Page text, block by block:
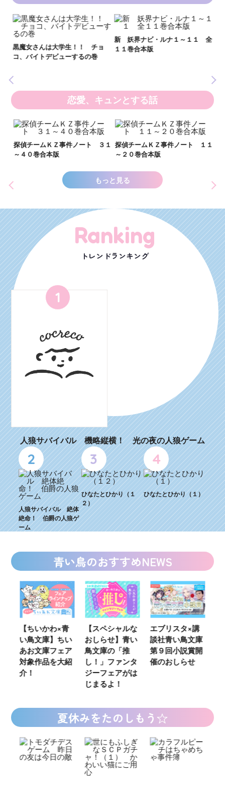
黒魔女さんは大学生！！ チョ
コ、バイトデビューするの巻
新 妖界ナビ・ルナ１～１１ 全
１１巻合本版
恋愛、キュンとする話
探偵チームＫＺ事件ノート ３１
～４０巻合本版
探偵チームＫＺ事件ノート １１
～２０巻合本版
もっと見る
Ranking
トレンドランキング
1
人狼サバイバル 機略縦横！ 光の夜の人狼ゲーム
2
人狼サバイバル 絶体
絶命！ 伯爵の人狼ゲ
ーム
3
ひなたとひかり（１
２）
4
ひなたとひかり（１）
青い鳥のおすすめNEWS
【ちいかわ×青
い鳥文庫】ちい
あお文庫フェア
対象作品を大紹
介！
【スペシャルな
おしらせ】青い
鳥文庫の「推
し！」ファンタ
ジーフェアがは
じまるよ！
エブリスタ×講
談社青い鳥文庫
第９回小説賞開
催のおしらせ
夏休みをたのしもう☆